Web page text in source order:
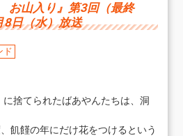
お山入り』第3回（最終
8日（水）放送
ド
捨てられたばあやんたちは、洞
飢饉の年にだけ花をつけるという